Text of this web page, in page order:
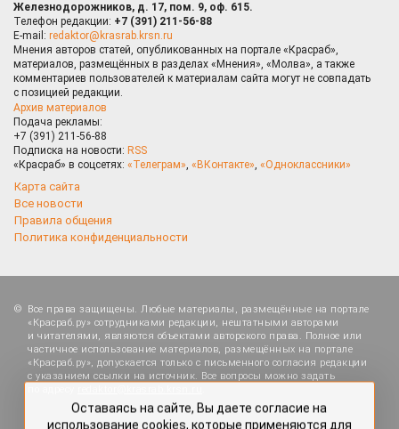
Железнодорожников, д. 17, пом. 9, оф. 615.
Телефон редакции: +7 (391) 211-56-88
E-mail: redaktor@krasrab.krsn.ru
Мнения авторов статей, опубликованных на портале «Красраб»,
материалов, размещённых в разделах «Мнения», «Молва», а также
комментариев пользователей к материалам сайта могут не совпадать
с позицией редакции.
Архив материалов
Подача рекламы:
+7 (391) 211-56-88
Подписка на новости: RSS
«Красраб» в соцсетях: «Телеграм», «ВКонтакте», «Одноклассники»
Карта сайта
Все новости
Правила общения
Политика конфиденциальности
Все права защищены. Любые материалы, размещённые на портале
«Красраб.ру» сотрудниками редакции, нештатными авторами
и читателями, являются объектами авторского права. Полное или
частичное использование материалов, размещённых на портале
«Красраб.ру», допускается только с письменного согласия редакции
с указанием ссылки на источник. Все вопросы можно задать
Оставаясь на сайте, Вы даете согласие на
использование cookies, которые применяются для
повышения качества рекомендаций согласно
настройки Вашего браузера.